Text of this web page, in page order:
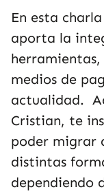
En esta
aporta la
herramientas,
medios de
actualidad.
Cristian, te
poder migrar
distintas
dependiendo